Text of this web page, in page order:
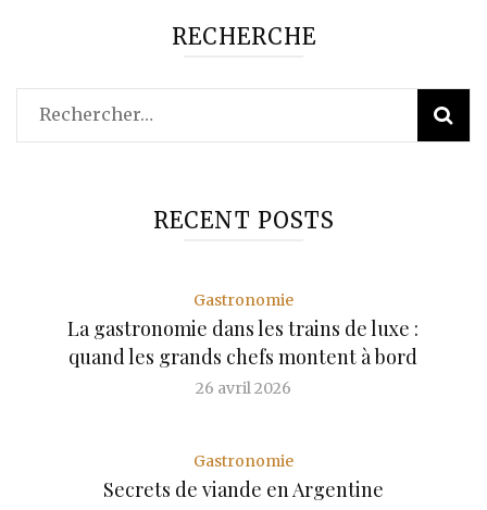
RECHERCHE
Rechercher :
RECENT POSTS
Gastronomie
La gastronomie dans les trains de luxe :
quand les grands chefs montent à bord
26 avril 2026
Gastronomie
Secrets de viande en Argentine